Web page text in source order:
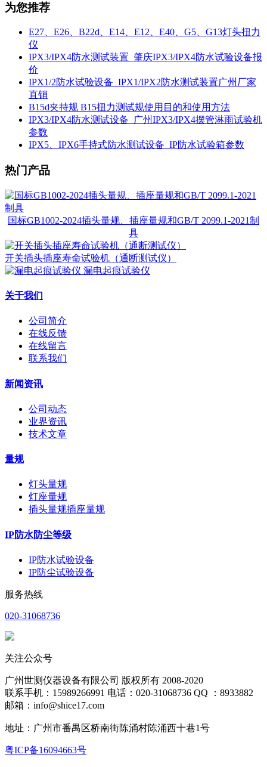
为您推荐
E27、E26、B22d、E14、E12、E40、G5、G13灯头扭力
仪
IPX3/IPX4防水测试装置_肇庆IPX3/IPX4防水试验设备报
价
IPX1/2防水试验设备_IPX1/IPX2防水测试装置广州厂家
直销
B15d夹持规 B15扭力测试规使用目的和使用方法
IPX3/IPX4防水测试设备_广州IPX3/IPX4摆管淋雨试验机
参数
IPX5、IPX6手持式防水测试设备_IP防水试验箱参数
热门产品
国标GB1002-2024插头量规、插座量规和GB/T 2099.1-2021制
具
开关插头插座寿命试验机（通断测试仪）
漏电起痕试验仪
关于我们
公司简介
在线反馈
在线留言
联系我们
新闻资讯
公司动态
业界资讯
技术文章
量规
灯头量规
灯座量规
插头量规插座量规
IP防水防尘等级
IP防水试验设备
IP防尘试验设备
服务热线
020-31068736
关注公众号
广州世测仪器设备有限公司 版权所有 2008-2020
联系手机：15989266991 电话：020-31068736 QQ ：8933882
邮箱：info@shice17.com
地址： 广州市番禺区桥南街陈涌村陈涌西十巷1号
粤ICP备16094663号